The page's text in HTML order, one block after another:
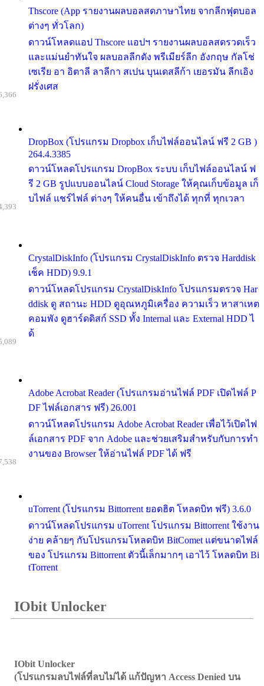
Thscore (App รายงานผลบอลสดภาษาไทย จากลีกฟุตบอล
ต่างๆ ทั่วโลก)
ดาวน์โหลดแอป Thscore แอปฯ รายงานผลบอลสดรวดเร็ว
และแม่นยำทันใจ ผลบอลลีกดัง พรีเมียร์ลีก อังกฤษ กัลโช่
เซเรีย อา อิตาลี ลาลีกา สเปน บุนเดสลีก้า เยอรมัน ลีกเอิง
ฝรั่งเศส
DropBox (โปรแกรม Dropbox เก็บไฟล์ออนไลน์ ฟรี 2 GB )
264.4.3385
ดาวน์โหลดโปรแกรม DropBox ระบบ เก็บไฟล์ออนไลน์ ฟ
รี 2 GB รูปแบบออนไลน์ Cloud Storage ให้คุณเก็บข้อมูล เก็
บไฟล์ แชร์ไฟล์ ต่างๆ ให้คนอื่น เข้าถึงได้ ทุกที่ ทุกเวลา
CrystalDiskInfo (โปรแกรม CrystalDiskInfo ตรวจ Harddisk
เช็ค HDD) 9.9.1
ดาวน์โหลดโปรแกรม CrystalDiskInfo โปรแกรมตรวจ Har
ddisk ดู สถานะ HDD ดูอุณหภูมิเครื่อง ความเร็ว หาสาเหต
คอมพัง ดูฮาร์ดดิสก์ SSD ทั้ง Internal และ External HDD ไ
ด้
Adobe Acrobat Reader (โปรแกรมอ่านไฟล์ PDF เปิดไฟล์ P
DF ไฟล์เอกสาร ฟรี) 26.001
ดาวน์โหลดโปรแกรม Adobe Acrobat Reader เพื่อไว้เปิดไฟ
ล์เอกสาร PDF จาก Adobe และช่วยเสริมสำหรับกับการทำ
งานของ Browser ให้อ่านไฟล์ PDF ได้ ฟรี
uTorrent (โปรแกรม Bittorrent ยอดฮิต โหลดบิท ฟรี) 3.6.0
ดาวน์โหลดโปรแกรม uTorrent โปรแกรม Bittorrent ใช้งาน
ง่าย คล้ายๆ กับโปรแกรมโหลดบิท BitComet แต่ขนาดไฟล์
ของ โปรแกรม Bittorrent ตัวนี้เล็กมากๆ เอาไว้ โหลดบิท Bi
tTorrent
IObit Unlocker
IObit Unlocker
(โปรแกรมลบไฟล์ที่ลบไม่ได้ แก้ปัญหา Access Denied บน